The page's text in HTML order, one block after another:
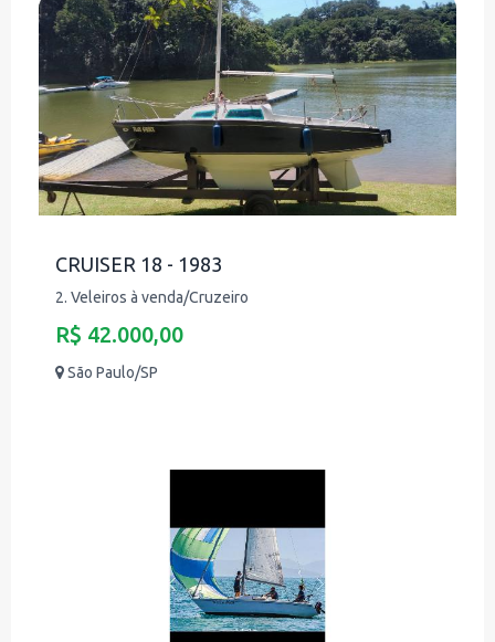
CRUISER 18 - 1983
2. Veleiros à venda/Cruzeiro
R$ 42.000,00
São Paulo/SP